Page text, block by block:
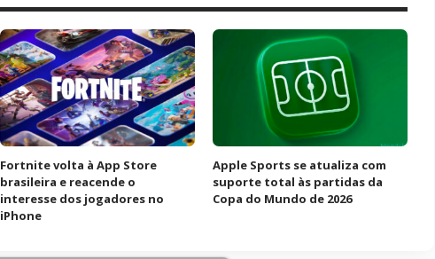
Fortnite volta à App Store
brasileira e reacende o
interesse dos jogadores no
iPhone
Apple Sports se atualiza com
suporte total às partidas da
Copa do Mundo de 2026